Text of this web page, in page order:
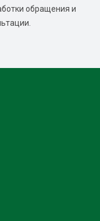
обращения и